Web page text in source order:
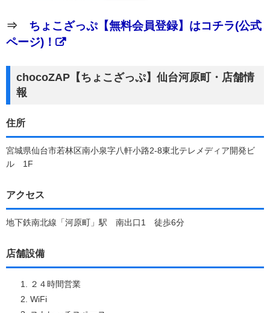
⇒ ちょこざっぷ【無料会員登録】はコチラ(公式
ページ)！
chocoZAP【ちょこざっぷ】仙台河原町・店舗情
報
住所
宮城県仙台市若林区南小泉字八軒小路2-8東北テレメディア開発ビ
ル 1F
アクセス
地下鉄南北線「河原町」駅 南出口1 徒歩6分
店舗設備
２４時間営業
WiFi